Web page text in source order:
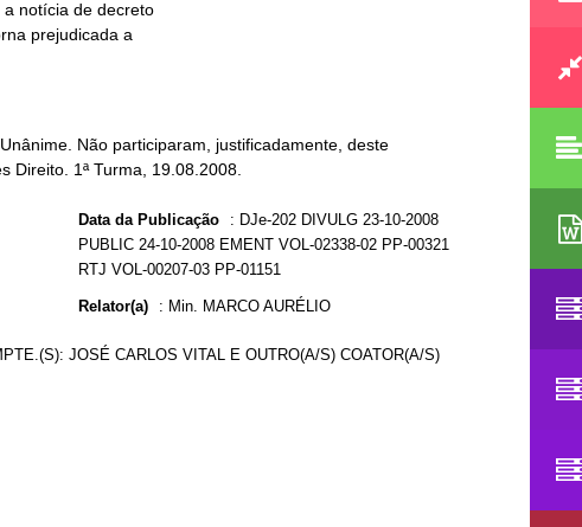
Não participaram, justificadamente, deste
Direito. 1ª Turma, 19.08.2008.
Data da Publicação : DJe-202 DIVULG 23-10-2008
PUBLIC 24-10-2008 EMENT VOL-02338-02 PP-00321
RTJ VOL-00207-03 PP-01151
Relator(a) : Min. MARCO AURÉLIO
JOSÉ CARLOS VITAL E OUTRO(A/S) COATOR(A/S)